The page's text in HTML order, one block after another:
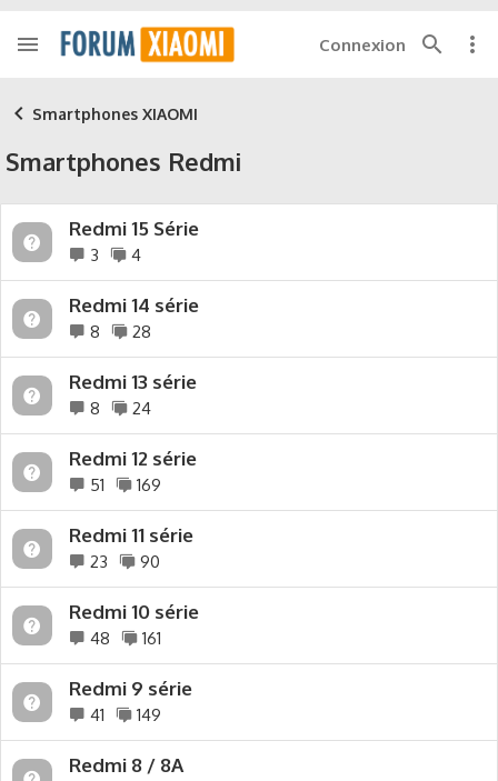
Connexion
Smartphones XIAOMI
Smartphones Redmi
Redmi 15 Série
3 4
Redmi 14 série
8 28
Redmi 13 série
8 24
Redmi 12 série
51 169
Redmi 11 série
23 90
Redmi 10 série
48 161
Redmi 9 série
41 149
Redmi 8 / 8A